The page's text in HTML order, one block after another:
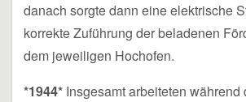
danach sorgte dann eine elektrische
korrekte Zuführung der beladenen
dem jeweiligen Hochofen.
*1944* Insgesamt arbeiteten während